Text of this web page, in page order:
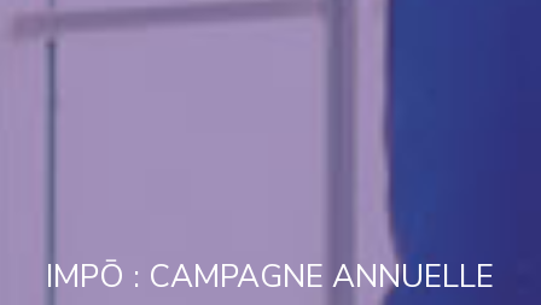
IMPŌ : CAMPAGNE ANNUELLE